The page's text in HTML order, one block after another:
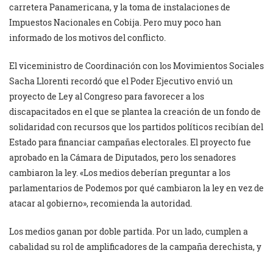
carretera Panamericana, y la toma de instalaciones de
Impuestos Nacionales en Cobija. Pero muy poco han
informado de los motivos del conflicto.
El viceministro de Coordinación con los Movimientos Sociales
Sacha Llorenti recordó que el Poder Ejecutivo envió un
proyecto de Ley al Congreso para favorecer a los
discapacitados en el que se plantea la creación de un fondo de
solidaridad con recursos que los partidos políticos recibían del
Estado para financiar campañas electorales. El proyecto fue
aprobado en la Cámara de Diputados, pero los senadores
cambiaron la ley. «Los medios deberían preguntar a los
parlamentarios de Podemos por qué cambiaron la ley en vez de
atacar al gobierno», recomienda la autoridad.
Los medios ganan por doble partida. Por un lado, cumplen a
cabalidad su rol de amplificadores de la campaña derechista, y